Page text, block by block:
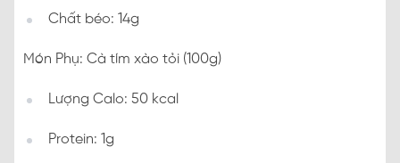
Chất béo: 14g
Món Phụ: Cà tím xào tỏi (100g)
Lượng Calo: 50 kcal
Protein: 1g